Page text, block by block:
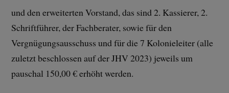
und den erweiterten Vorstand, das sind 2. Kassierer, 2.
Schriftführer, der Fachberater, sowie für den
Vergnügungsausschuss und für die 7 Kolonieleiter (alle
zuletzt beschlossen auf der JHV 2023) jeweils um
pauschal 150,00 € erhöht werden.